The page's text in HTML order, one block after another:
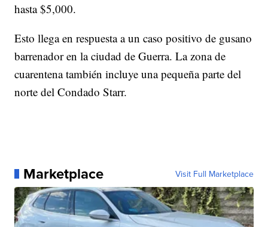
hasta $5,000.
Esto llega en respuesta a un caso positivo de gusano
barrenador en la ciudad de Guerra. La zona de
cuarentena también incluye una pequeña parte del
norte del Condado Starr.
Marketplace Visit Full Marketplace